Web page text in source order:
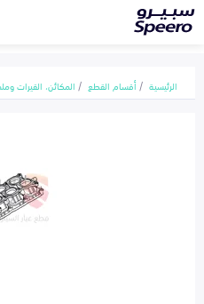
الرئيسية أقسام القطع المكائن، القيرات